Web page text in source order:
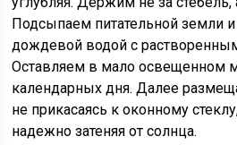
Подсыпаем питательной земли
дождевой водой с
Оставляем в мало освещенном
календарных дня. Далее
не прикасаясь к оконному
надежно затеняя от солнца.